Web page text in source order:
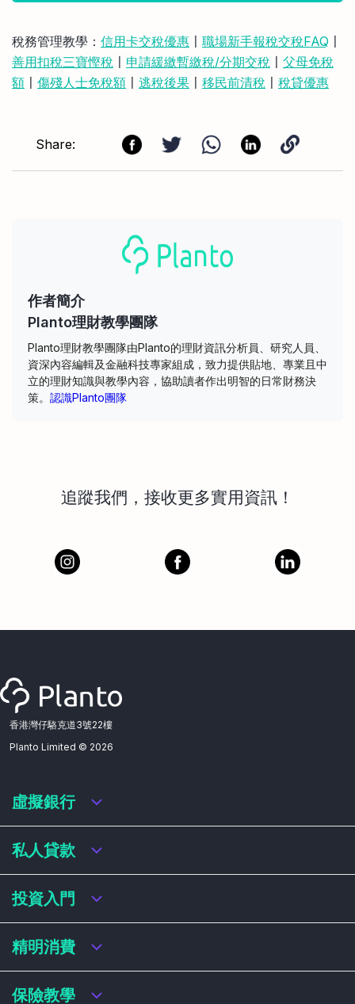
稅務管理教學： 信用卡交稅優惠 〡 職場新手報稅交稅FAQ 〡
善用扣稅三寶慳稅 〡 申請緩繳暫繳稅/分期交稅 〡 父母免稅
額 〡 傷殘人士免稅額 〡 逃稅後果 〡 移民前清稅 〡 稅貸優惠
Share:
作者簡介
Planto理財教學團隊
Planto理財教學團隊由Planto的理財資訊分析員、研究人員、
資深內容編輯及金融科技專家組成，致力提供貼地、專業且中
立的理財知識與教學內容，協助讀者作出明智的日常財務決
策。 認識Planto團隊
追蹤我們，接收更多實用資訊！
香港灣仔駱克道3號22樓
Planto Limited © 2026
虛擬銀行
虛擬銀行迎新優惠
虛擬銀行存款利率比較
虛擬銀行銀扣賬卡 / 信用卡
虛擬銀行貸款
私人貸款
私人貸款年利率比較
網上即批貸款
結餘轉戶
稅務貸款
投資入門
港股戶口收費及迎新優惠
基金平台比較
精明消費
網購信用卡
保險教學